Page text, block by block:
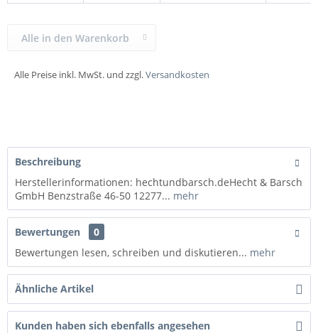
Alle Preise inkl. MwSt. und zzgl.Versandkosten
Alle in den Warenkorb
Beschreibung
Herstellerinformationen: hechtundbarsch.deHecht & Barsch
GmbH Benzstraße 46-50 12277... mehr
Bewertungen
0
Bewertungen lesen, schreiben und diskutieren... mehr
Ähnliche Artikel
Kunden haben sich ebenfalls angesehen